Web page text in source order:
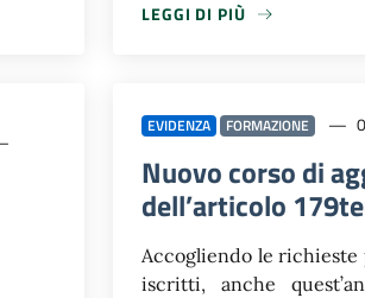
LEGGI DI PIÙ
LEGGI DI PIÙ
EVIDENZA FORMAZIONE
Nuovo corso di
dell’articolo
Accogliendo le
iscritti, anche